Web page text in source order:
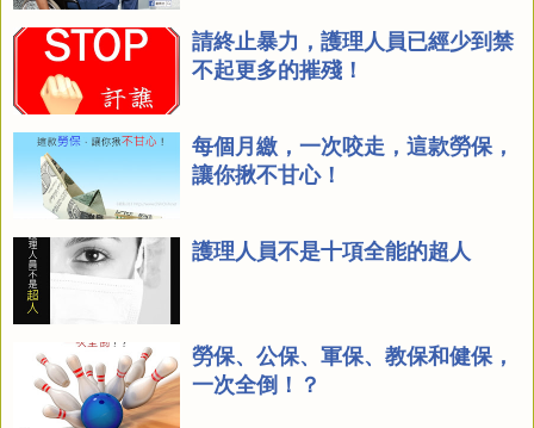
請終止暴力，護理人員已經少到禁
不起更多的摧殘！
每個月繳，一次咬走，這款勞保，
讓你揪不甘心！
護理人員不是十項全能的超人
勞保、公保、軍保、教保和健保，
一次全倒！？